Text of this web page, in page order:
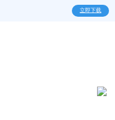
立即下载